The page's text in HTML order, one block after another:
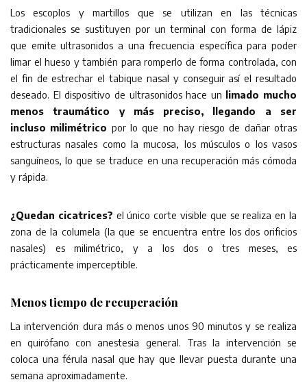
Los escoplos y martillos que se utilizan en las técnicas
tradicionales se sustituyen por un terminal con forma de lápiz
que emite ultrasonidos a una frecuencia específica para poder
limar el hueso y también para romperlo de forma controlada, con
el fin de estrechar el tabique nasal y conseguir así el resultado
deseado. El dispositivo de ultrasonidos hace un limado mucho
menos traumático y más preciso, llegando a ser
incluso milimétrico por lo que no hay riesgo de dañar otras
estructuras nasales como la mucosa, los músculos o los vasos
sanguíneos, lo que se traduce en una recuperación más cómoda
y rápida.
¿Quedan cicatrices? el único corte visible que se realiza en la
zona de la columela (la que se encuentra entre los dos orificios
nasales) es milimétrico, y a los dos o tres meses, es
prácticamente imperceptible.
Menos tiempo de recuperación
La intervención dura más o menos unos 90 minutos y se realiza
en quirófano con anestesia general. Tras la intervención se
coloca una férula nasal que hay que llevar puesta durante una
semana aproximadamente.